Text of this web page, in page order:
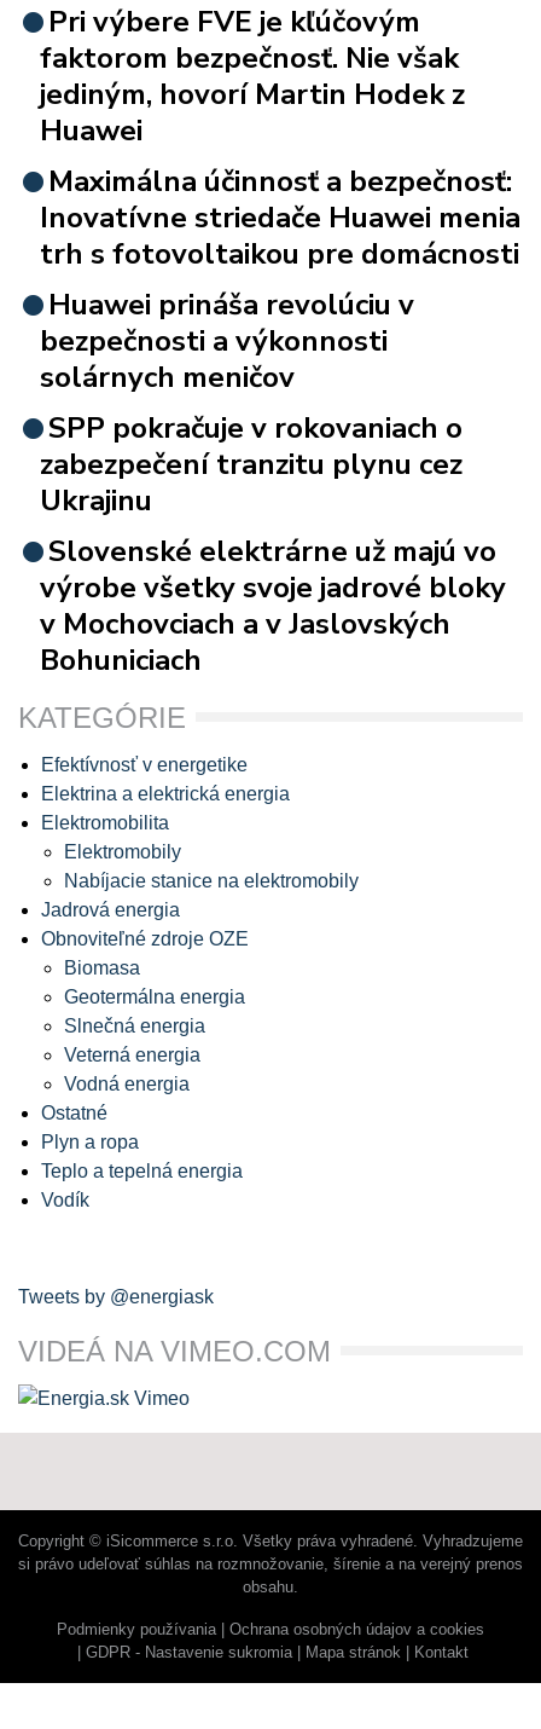
Pri výbere FVE je kľúčovým
faktorom bezpečnosť. Nie však
jediným, hovorí Martin Hodek z
Huawei
Maximálna účinnosť a bezpečnosť:
Inovatívne striedače Huawei menia
trh s fotovoltaikou pre domácnosti
Huawei prináša revolúciu v
bezpečnosti a výkonnosti
solárnych meničov
SPP pokračuje v rokovaniach o
zabezpečení tranzitu plynu cez
Ukrajinu
Slovenské elektrárne už majú vo
výrobe všetky svoje jadrové bloky
v Mochovciach a v Jaslovských
Bohuniciach
KATEGÓRIE
Efektívnosť v energetike
Elektrina a elektrická energia
Elektromobilita
Elektromobily
Nabíjacie stanice na elektromobily
Jadrová energia
Obnoviteľné zdroje OZE
Biomasa
Geotermálna energia
Slnečná energia
Veterná energia
Vodná energia
Ostatné
Plyn a ropa
Teplo a tepelná energia
Vodík
Tweets by @energiask
VIDEÁ NA VIMEO.COM
Copyright © iSicommerce s.r.o. Všetky práva vyhradené. Vyhradzujeme
si právo udeľovať súhlas na rozmnožovanie, šírenie a na verejný prenos
obsahu.
Podmienky používania
Ochrana osobných údajov a cookies
GDPR - Nastavenie sukromia
Mapa stránok Kontakt